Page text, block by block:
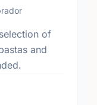
of
and